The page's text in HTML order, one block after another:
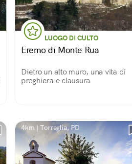
LUOGO DI CULTO
Eremo di Monte Rua
Dietro un alto muro, una vita di
preghiera e clausura
4km | Torreglia, PD